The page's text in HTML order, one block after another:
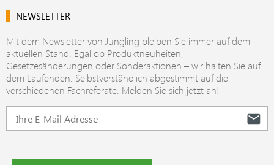
NEWSLETTER
Mit dem Newsletter von Jüngling bleiben Sie immer auf dem
aktuellen Stand. Egal ob Produktneuheiten,
Gesetzesänderungen oder Sonderaktionen – wir halten Sie auf
dem Laufenden. Selbstverständlich abgestimmt auf die
verschiedenen Fachreferate. Melden Sie sich jetzt an!